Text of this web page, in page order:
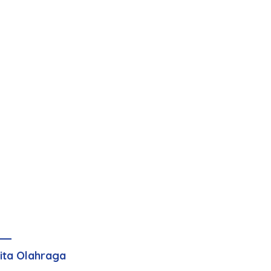
Olahraga